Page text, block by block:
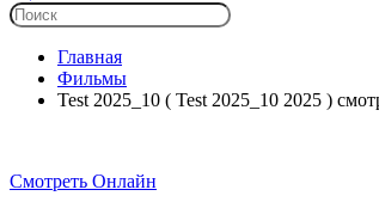
Главная
Фильмы
Test 2025_10 ( Test 2025_10 2025 )
Смотреть Онлайн